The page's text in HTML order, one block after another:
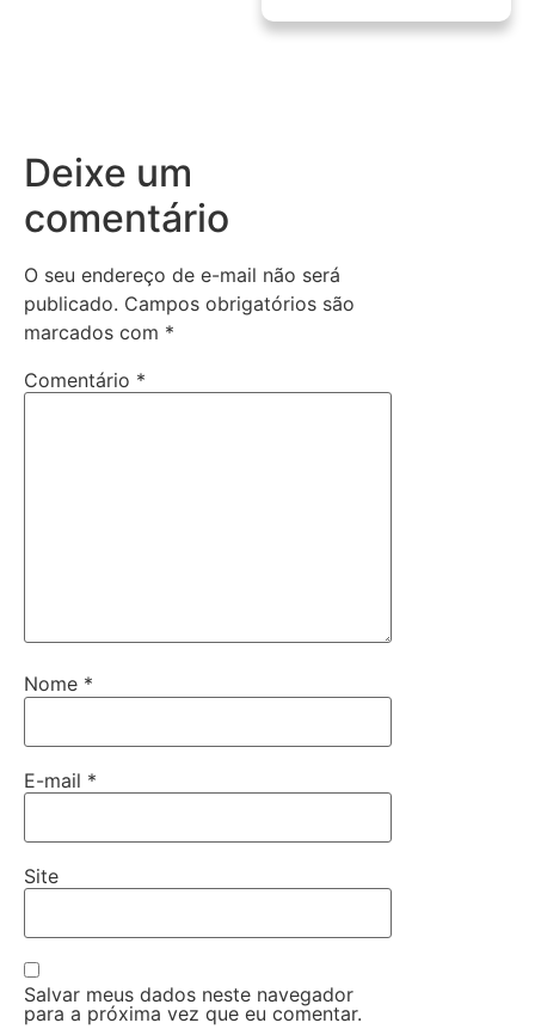
Deixe um
comentário
O seu endereço de e-mail não será
publicado. Campos obrigatórios são
marcados com *
Comentário *
Nome *
E-mail *
Site
Salvar meus dados neste navegador
para a próxima vez que eu comentar.